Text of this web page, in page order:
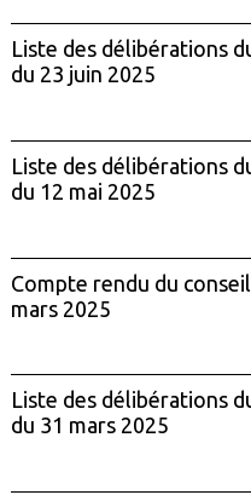
Liste des délibérations
du 23 juin 2025
Liste des délibérations
du 12 mai 2025
Compte rendu du
mars 2025
Liste des délibérations
du 31 mars 2025